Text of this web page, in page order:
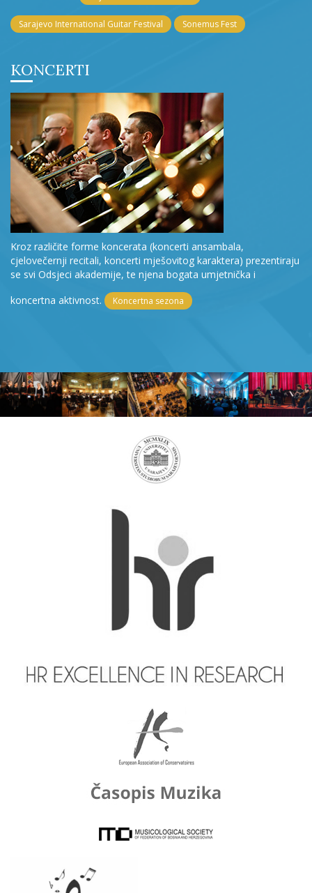
Sarajevo International Guitar Festival Sonemus Fest
KONCERTI
Kroz različite forme koncerata (koncerti ansambala,
cjelovečernji recitali, koncerti mješovitog karaktera) prezentiraju
se svi Odsjeci akademije, te njena bogata umjetnička i
koncertna aktivnost.
Koncertna sezona